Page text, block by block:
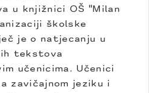
u knjižnici OŠ "Milan
školske
je o natjecanju u
tekstova
učenicima. Učenici
zavičajnom jeziku i